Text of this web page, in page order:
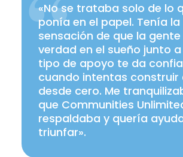
«No se trataba solo de lo
ponía en el papel. Tenía la
sensación de que la
verdad en el sueño junto a
tipo de apoyo te da
cuando intentas construir
desde cero. Me
que Communities
respaldaba y quería
triunfar».